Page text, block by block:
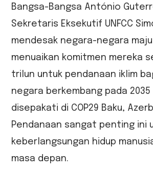
Bangsa-Bangsa António
Sekretaris Eksekutif UNFCC
mendesak negara-negara
menuaikan komitmen mereka
trilun untuk pendanaan iklim
negara berkembang pada
disepakati di COP29 Baku,
Pendanaan sangat penting ini
keberlangsungan hidup
masa depan.